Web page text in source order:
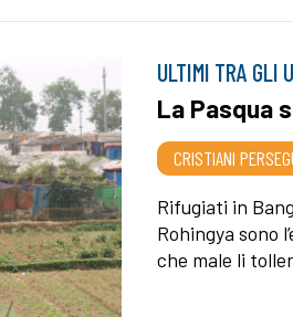
ULTIMI TRA GLI
La Pasqua
CRISTIANI
Rifugiati in
Rohingya sono
che male li